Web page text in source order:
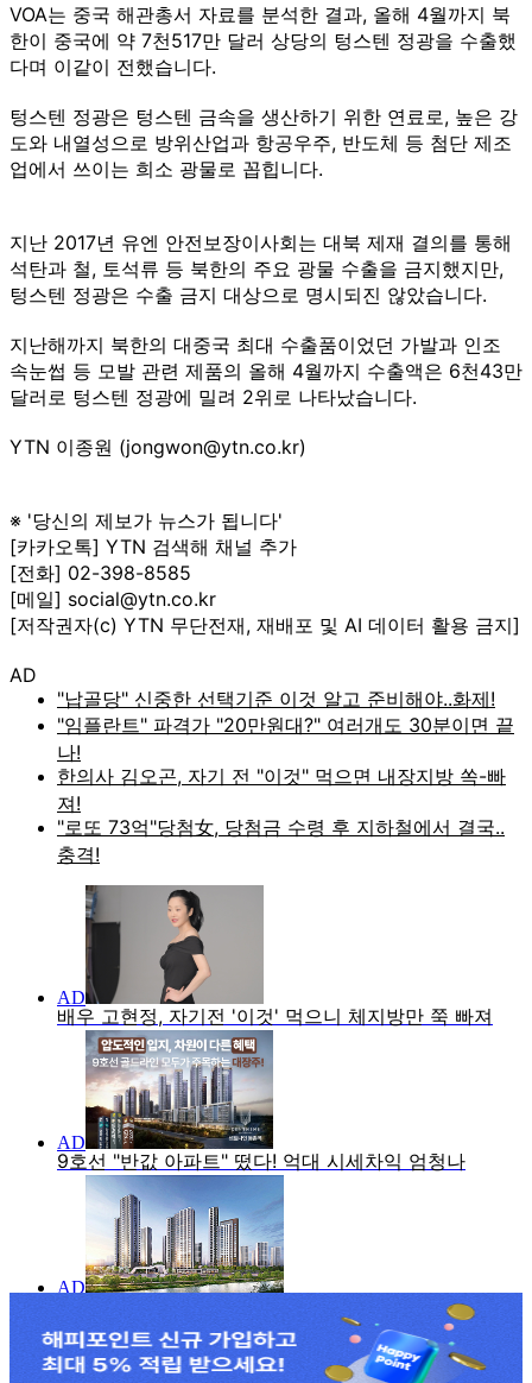
VOA는 중국 해관총서 자료를 분석한 결과, 올해 4월까지 북
한이 중국에 약 7천517만 달러 상당의 텅스텐 정광을 수출했
다며 이같이 전했습니다.
텅스텐 정광은 텅스텐 금속을 생산하기 위한 연료로, 높은 강
도와 내열성으로 방위산업과 항공우주, 반도체 등 첨단 제조
업에서 쓰이는 희소 광물로 꼽힙니다.
지난 2017년 유엔 안전보장이사회는 대북 제재 결의를 통해
석탄과 철, 토석류 등 북한의 주요 광물 수출을 금지했지만,
텅스텐 정광은 수출 금지 대상으로 명시되진 않았습니다.
지난해까지 북한의 대중국 최대 수출품이었던 가발과 인조
속눈썹 등 모발 관련 제품의 올해 4월까지 수출액은 6천43만
달러로 텅스텐 정광에 밀려 2위로 나타났습니다.
YTN 이종원 (jongwon@ytn.co.kr)
※ '당신의 제보가 뉴스가 됩니다'
[카카오톡] YTN 검색해 채널 추가
[전화] 02-398-8585
[메일] social@ytn.co.kr
[저작권자(c) YTN 무단전재, 재배포 및 AI 데이터 활용 금지]
AD